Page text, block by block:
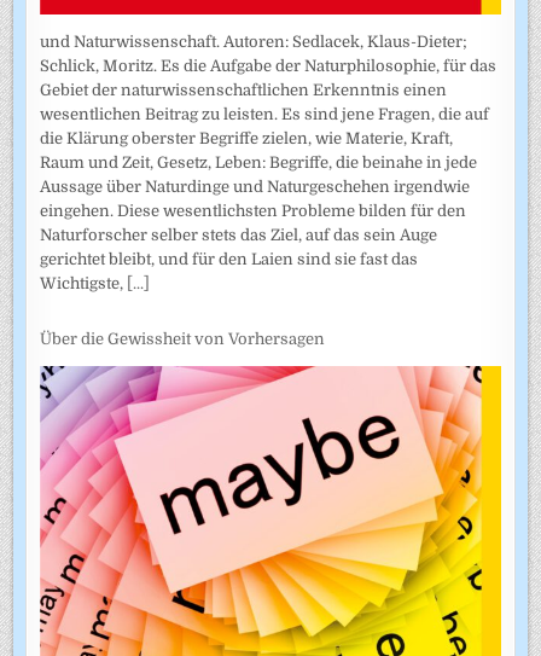
und Naturwissenschaft. Autoren: Sedlacek, Klaus-Dieter;
Schlick, Moritz. Es die Aufgabe der Naturphilosophie, für das
Gebiet der naturwissenschaftlichen Erkenntnis einen
wesentlichen Beitrag zu leisten. Es sind jene Fragen, die auf
die Klärung oberster Begriffe zielen, wie Materie, Kraft,
Raum und Zeit, Gesetz, Leben: Begriffe, die beinahe in jede
Aussage über Naturdinge und Naturgeschehen irgendwie
eingehen. Diese wesentlichsten Probleme bilden für den
Naturforscher selber stets das Ziel, auf das sein Auge
gerichtet bleibt, und für den Laien sind sie fast das
Wichtigste, [...]
Über die Gewissheit von Vorhersagen